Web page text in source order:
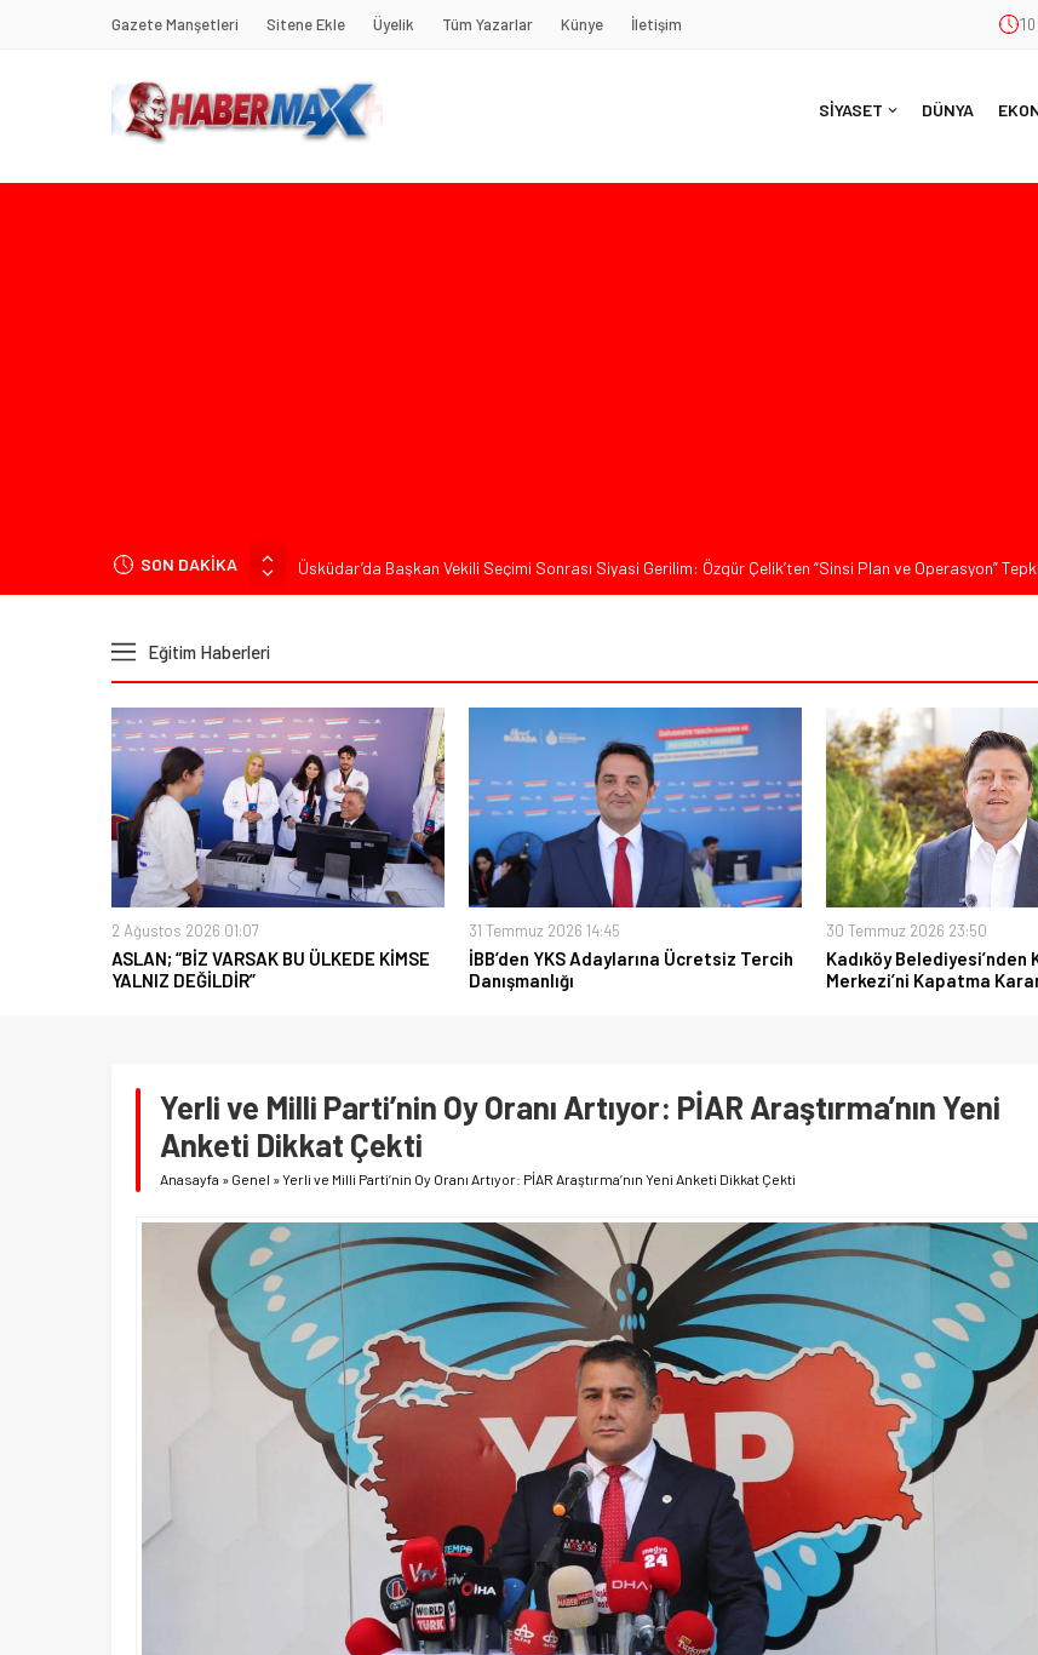
Gazete Manşetleri Sitene Ekle Üyelik Tüm Yazarlar Künye İletişim
SİYASET DÜNYA
SON DAKİKA
Üsküdar’da Başkan Vekili Seçimi Sonrası Siyasi Gerilim: Özgür Çelik’ten “Sinsi Plan ve Operasyon”
Muharrem İnce’den Mehmet Şimşek’e Sert Tepki: “Düşün Bu Milletin Yakasından”
Kılıçdaroğlu’ndan “Türk Baharı” Mesajı: “Milletimizin Birliği Karşısında Zemheri Kışı Yaşatacağız”
Eğitim Haberleri
2 Ağustos 2026 01:07
ASLAN; “BİZ VARSAK BU ÜLKEDE KİMSE
YALNIZ DEĞİLDİR”
31 Temmuz 2026 14:45
İBB’den YKS Adaylarına Ücretsiz Tercih
Danışmanlığı
30 Temmuz 2026 23:50
Kadıköy Belediyesi’nden
Merkezi’ni Kapatma
Yerli ve Milli Parti’nin Oy Oranı Artıyor: PİAR Araştırma’nın Yeni
Anketi Dikkat Çekti
Anasayfa » Genel »Yerli ve Milli Parti’nin Oy Oranı Artıyor: PİAR Araştırma’nın Yeni Anketi Dikkat Çekti